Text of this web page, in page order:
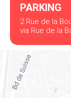
PARKING
2 Rue de la
via Rue de la